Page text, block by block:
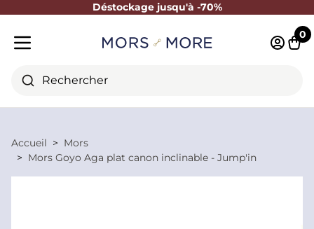
Déstockage jusqu'à -70%
Fermer
Rechercher
0
Accueil
Mors
Mors Goyo Aga plat canon inclinable - Jump'in